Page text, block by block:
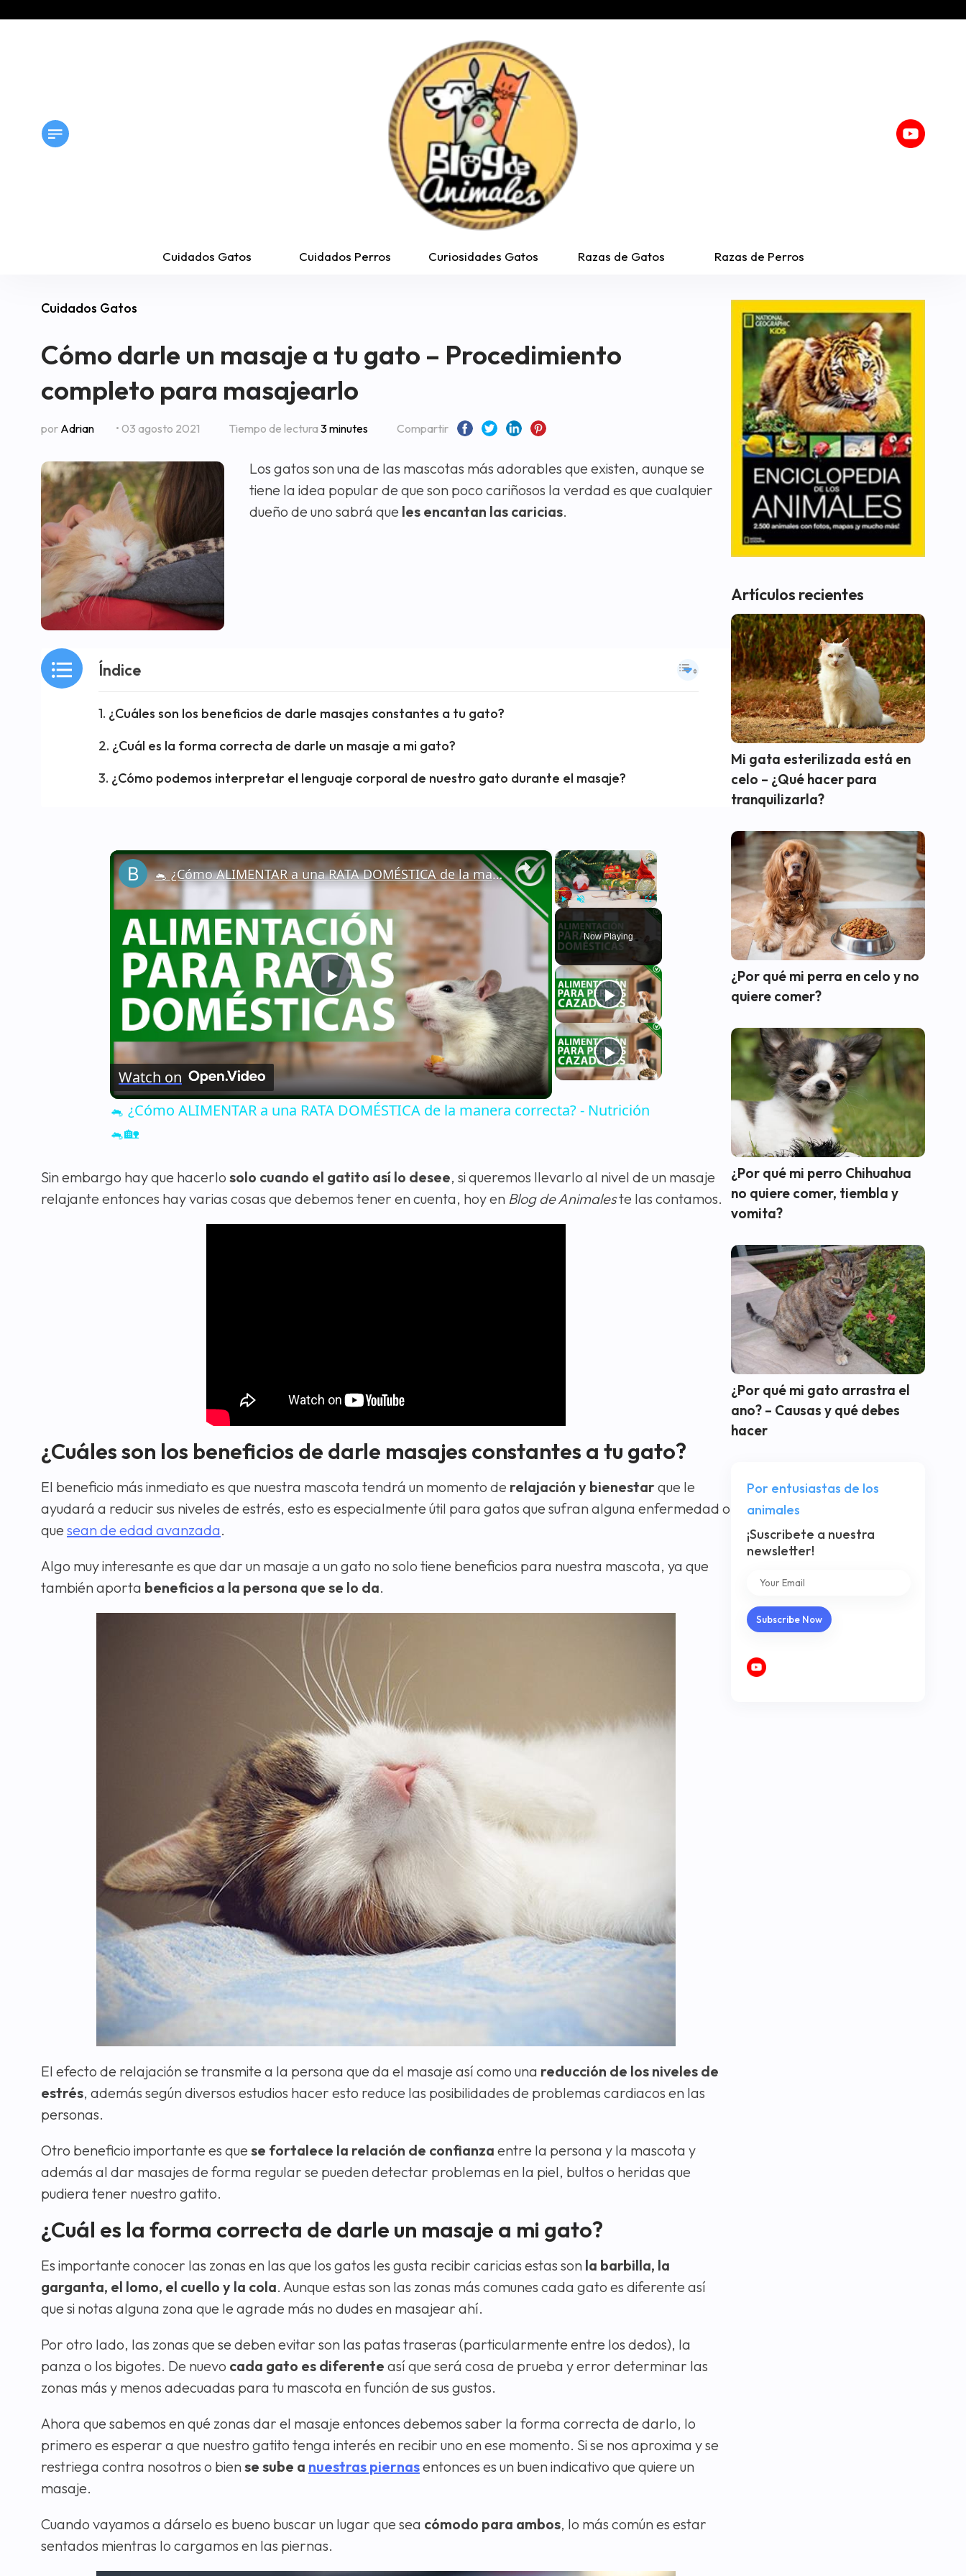
Cuidados Gatos Cuidados Perros Curiosidades Gatos Razas de Gatos Razas de Perros
Cuidados Gatos
Cómo darle un masaje a tu gato – Procedimiento
completo para masajearlo
por Adrian • 03 agosto 2021 Tiempo de lectura3 minutes Compartir
Los gatos son una de las mascotas más adorables que existen, aunque se
tiene la idea popular de que son poco cariñosos la verdad es que cualquier
dueño de uno sabrá que les encantan las caricias.
Índice
¿Cuáles son los beneficios de darle masajes constantes a tu gato?
¿Cuál es la forma correcta de darle un masaje a mi gato?
¿Cómo podemos interpretar el lenguaje corporal de nuestro gato durante el masaje?
×
Fullscreen
Now Playing
×
Play
Video
🐁 ¿Cómo ALIMENTAR a una RATA DOMÉSTICA de la manera correcta? - Nutrición 🐁🏡
Watch on
🐁 ¿Cómo ALIMENTAR a una RATA DOMÉSTICA de la manera correcta? - Nutrición
🐁🏡
Sin embargo hay que hacerlo solo cuando el gatito así lo desee, si queremos llevarlo al nivel de un masaje
relajante entonces hay varias cosas que debemos tener en cuenta, hoy en Blog de Animaleste las contamos.
¿Cuáles son los beneficios de darle masajes constantes a tu gato?
El beneficio más inmediato es que nuestra mascota tendrá un momento de relajación y bienestarque le
ayudará a reducir sus niveles de estrés, esto es especialmente útil para gatos que sufran alguna enfermedad o
que sean de edad avanzada.
Algo muy interesante es que dar un masaje a un gato no solo tiene beneficios para nuestra mascota, ya que
también aporta beneficios a la persona que se lo da.
El efecto de relajación se transmite a la persona que da el masaje así como una reducción de los niveles de
estrés, además según diversos estudios hacer esto reduce las posibilidades de problemas cardiacos en las
personas.
Otro beneficio importante es que se fortalece la relación de confianza entre la persona y la mascota y
además al dar masajes de forma regular se pueden detectar problemas en la piel, bultos o heridas que
pudiera tener nuestro gatito.
¿Cuál es la forma correcta de darle un masaje a mi gato?
Es importante conocer las zonas en las que los gatos les gusta recibir caricias estas son la barbilla, la
garganta, el lomo, el cuello y la cola. Aunque estas son las zonas más comunes cada gato es diferente así
que si notas alguna zona que le agrade más no dudes en masajear ahí.
Por otro lado, las zonas que se deben evitar son las patas traseras (particularmente entre los dedos), la
panza o los bigotes. De nuevo cada gato es diferente así que será cosa de prueba y error determinar las
zonas más y menos adecuadas para tu mascota en función de sus gustos.
Ahora que sabemos en qué zonas dar el masaje entonces debemos saber la forma correcta de darlo, lo
primero es esperar a que nuestro gatito tenga interés en recibir uno en ese momento. Si se nos aproxima y se
restriega contra nosotros o biense sube a nuestras piernasentonces es un buen indicativo que quiere un
masaje.
Cuando vayamos a dárselo es bueno buscar un lugar que sea cómodo para ambos, lo más común es estar
sentados mientras lo cargamos en las piernas.
Artículos recientes
Mi gata esterilizada está en
celo – ¿Qué hacer para
tranquilizarla?
¿Por qué mi perra en celo y no
quiere comer?
¿Por qué mi perro Chihuahua
no quiere comer, tiembla y
vomita?
¿Por qué mi gato arrastra el
ano? – Causas y qué debes
hacer
Por entusiastas de los
animales
¡Suscribete a nuestra
newsletter!